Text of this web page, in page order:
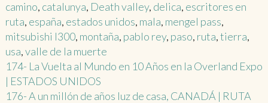
camino, catalunya, Death valley, delica, escritores en
ruta, españa, estados unidos, mala, mengel pass,
mitsubishi l300, montaña, pablo rey, paso, ruta,tierra,
usa,valle de la muerte
Post
navigation
174- La Vuelta al Mundo en 10 Años en la Overland Expo
| ESTADOS UNIDOS
176- A un millón de años luz de casa, CANADÁ | RUTA